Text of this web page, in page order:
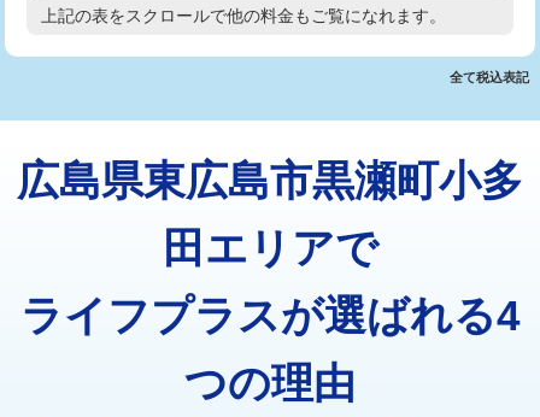
え）
マス交換（土の掘削・埋め戻し作業） 11,000円~
マス交換（深さ50㎝以上） 66,000円
コンクリート斫り（厚さ10㎝超え） 38,500円
モルタル補修（厚さ10㎝まで） 27,500円
16,500円
高度高圧洗浄換 現地調査
トーラー機使用/3mまで 33,000円
追加トーラー機使用/3m超え +3,300円
8,800円
止水・漏水調査・防水処理・清掃・修
11,000円
止水・漏水調査・防水処理・清掃・修
22,000円
上記の表をスクロールで他の料金もご覧になれます。
全て税込表記
広島県東広島市黒瀬町小多
田エリアで
ライフプラスが選ばれる4
つの理由